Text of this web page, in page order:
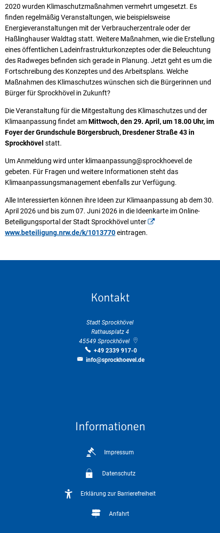
2020 wurden Klimaschutzmaßnahmen vermehrt umgesetzt. Es
finden regelmäßig Veranstaltungen, wie beispielsweise
Energieveranstaltungen mit der Verbraucherzentrale oder der
Haßlinghauser Waldtag statt. Weitere Maßnahmen, wie die Erstellung
eines öffentlichen Ladeinfrastrukturkonzeptes oder die Beleuchtung
des Radweges befinden sich gerade in Planung. Jetzt geht es um die
Fortschreibung des Konzeptes und des Arbeitsplans. Welche
Maßnahmen des Klimaschutzes wünschen sich die Bürgerinnen und
Bürger für Sprockhövel in Zukunft?
Die Veranstaltung für die Mitgestaltung des Klimaschutzes und der
Klimaanpassung findet amMittwoch, den 29. April, um 18.00 Uhr, im
Foyer der Grundschule Börgersbruch, Dresdener Straße 43 in
Sprockhövel statt.
Um Anmeldung wird unter klimaanpassung@sprockhoevel.de
gebeten. Für Fragen und weitere Informationen steht das
Klimaanpassungsmanagement ebenfalls zur Verfügung.
Alle Interessierten können ihre Ideen zur Klimaanpassung ab dem 30.
April 2026 und bis zum 07. Juni 2026 in die Ideenkarte im Online-
Beteiligungsportal der Stadt Sprockhövel unter
www.beteiligung.nrw.de/k/1013770eintragen.
Kontakt
Stadt Sprockhövel
Rathausplatz 4
45549 Sprockhövel
+49 2339 917-0
info@sprockhoevel.de
Informationen
Impressum
Datenschutz
Erklärung zur Barrierefreiheit
Anfahrt